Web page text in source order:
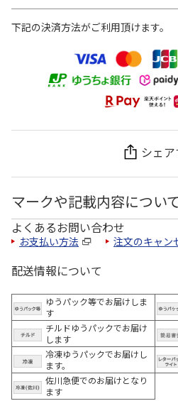
下記の決済方法がご利用頂けます。
シェ
マークや記載内容につい
よくあるお問い合わせ
お支払い方法 注文のキャン
配送情報について
ゆうパック等でお届けしま
す
チルドゆうパックでお届け
します
冷凍ゆうパックでお届けし
ます。
佐川急便でのお届けとなり
ます